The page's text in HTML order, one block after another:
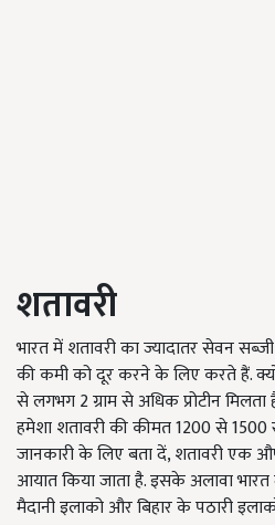
शतावरी
भारत में शतावरी का ज्यादातर सेवन
की कमी को दूर करने के लिए करते हैं.
से लगभग 2 ग्राम से अधिक प्रोटीन
हमेशा शतावरी की कीमत 1200 से 1500
जानकारी के लिए बता दें, शतावरी एक
आयात किया जाता है. इसके अलावा भारत
मैदानी इलाको और बिहार के पठारी